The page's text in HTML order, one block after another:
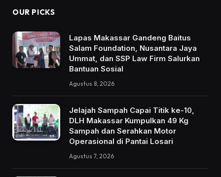
OUR PICKS
Lapas Makassar Gandeng Baitus
Salam Foundation, Nusantara Jaya
Ummat, dan SSP Law Firm Salurkan
Bantuan Sosial
Agustus 8, 2026
Jelajah Sampah Capai Titik ke-10,
DLH Makassar Kumpulkan 49 Kg
Sampah dan Serahkan Motor
Operasional di Pantai Losari
Agustus 7, 2026